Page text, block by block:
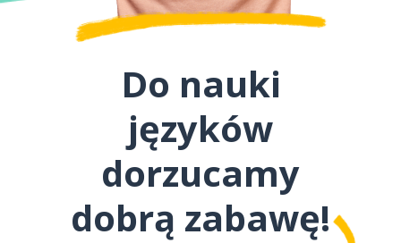
Do nauki
języków
dorzucamy
dobrą zabawę!